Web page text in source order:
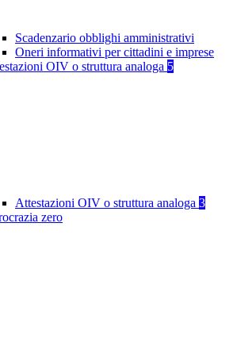
Scadenzario obblighi amministrativi
Oneri informativi per cittadini e imprese
OIV o struttura analoga 5
Attestazioni OIV o struttura analoga 3
zero